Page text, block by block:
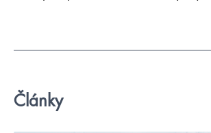
Články